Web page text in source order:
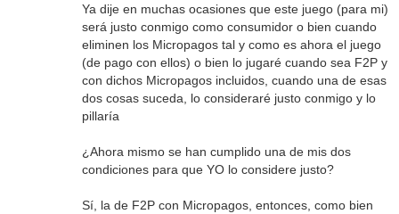
Ya dije en muchas ocasiones que este juego (para mi)
será justo conmigo como consumidor o bien cuando
eliminen los Micropagos tal y como es ahora el juego
(de pago con ellos) o bien lo jugaré cuando sea F2P y
con dichos Micropagos incluidos, cuando una de esas
dos cosas suceda, lo consideraré justo conmigo y lo
pillaría
¿Ahora mismo se han cumplido una de mis dos
condiciones para que YO lo considere justo?
Sí, la de F2P con Micropagos, entonces, como bien